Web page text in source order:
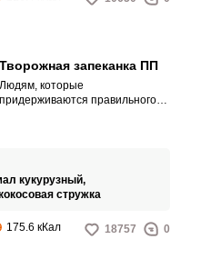
правильного питания!
Творожная запеканка ПП
Людям, которые
придерживаются правильного
перекусов хорошо подойдет
запеканка: она
в приготовлении, богата
около 170 ккал.
кукурузный,
стружка
175.6 кКал 18757 0